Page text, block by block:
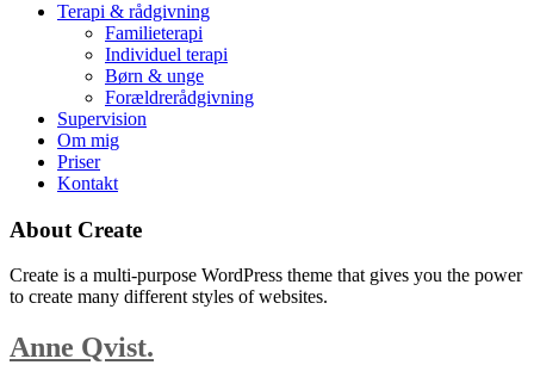
Terapi & rådgivning
Familieterapi
Individuel terapi
Børn & unge
Forældrerådgivning
Supervision
Om mig
Priser
Kontakt
About Create
Create is a multi-purpose WordPress theme that gives you the power
to create many different styles of websites.
Anne Qvist.